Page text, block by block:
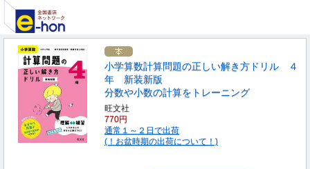
小学算数計算問題の正しい解き方ドリル ４
年 新装新版
分数や小数の計算をトレーニング
旺文社
770円
通常１～２日で出荷
(！お盆時期の出荷について！)